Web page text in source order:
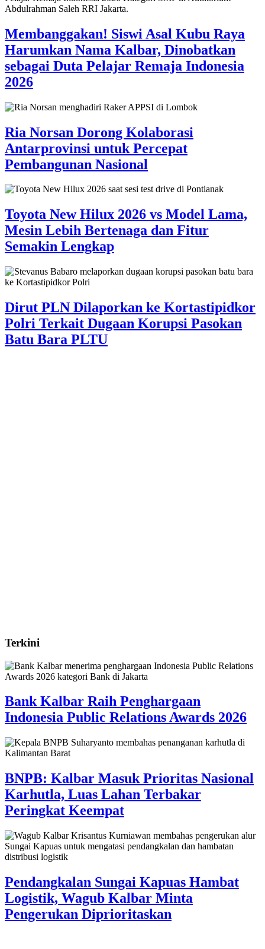
Membanggakan! Siswi Asal Kubu Raya
Harumkan Nama Kalbar, Dinobatkan
sebagai Duta Pelajar Remaja Indonesia
2026
Ria Norsan Dorong Kolaborasi
Antarprovinsi untuk Percepat
Pembangunan Nasional
Toyota New Hilux 2026 vs Model Lama,
Mesin Lebih Bertenaga dan Fitur
Semakin Lengkap
Dirut PLN Dilaporkan ke Kortastipidkor
Polri Terkait Dugaan Korupsi Pasokan
Batu Bara PLTU
Terkini
Bank Kalbar Raih Penghargaan
Indonesia Public Relations Awards 2026
BNPB: Kalbar Masuk Prioritas Nasional
Karhutla, Luas Lahan Terbakar
Peringkat Keempat
Pendangkalan Sungai Kapuas Hambat
Logistik, Wagub Kalbar Minta
Pengerukan Diprioritaskan